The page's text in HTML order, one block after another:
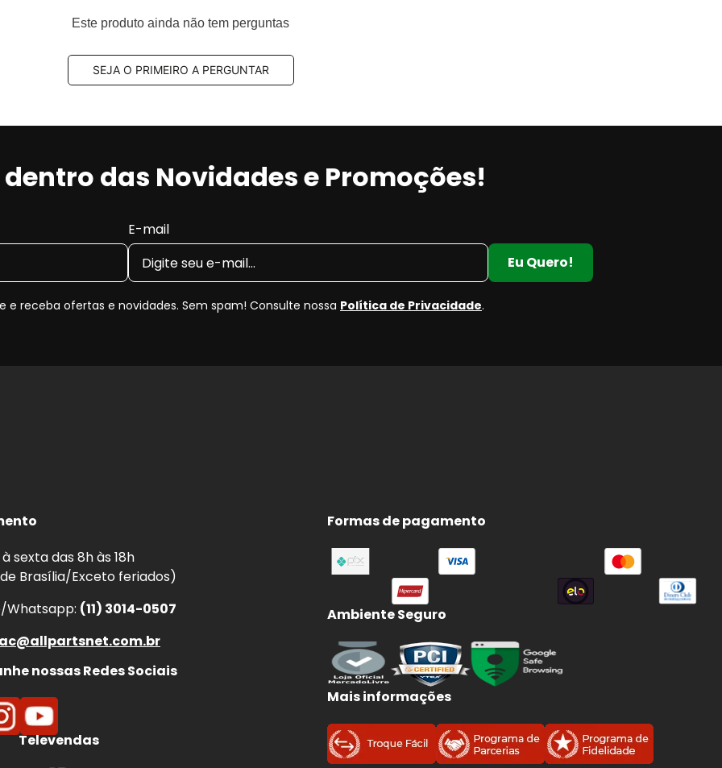
Este produto ainda não tem perguntas
SEJA O PRIMEIRO A PERGUNTAR
das Novidades e Promoções!
E-mail
Eu Quero!
e receba ofertas e novidades. Sem spam! Consulte nossa Política de Privacidade.
sexta das 8h às 18h
Brasília/Exceto feriados)
Whatsapp: (11) 3014-0507
nossas Redes Sociais
Televendas
Formas de pagamento
Ambiente Seguro
Mais informações